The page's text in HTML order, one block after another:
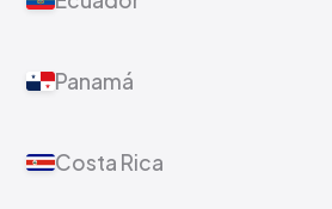
Panamá
Costa Rica